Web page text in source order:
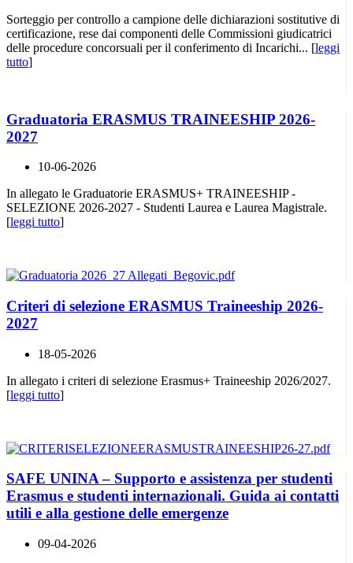
Sorteggio per controllo a campione delle dichiarazioni sostitutive di
certificazione, rese dai componenti delle Commissioni giudicatrici
delle procedure concorsuali per il conferimento di Incarichi... [leggi
tutto]
Graduatoria ERASMUS TRAINEESHIP 2026-
2027
10-06-2026
In allegato le Graduatorie ERASMUS+ TRAINEESHIP -
SELEZIONE 2026-2027 - Studenti Laurea e Laurea Magistrale.
[leggi tutto]
Criteri di selezione ERASMUS Traineeship 2026-
2027
18-05-2026
In allegato i criteri di selezione Erasmus+ Traineeship 2026/2027.
[leggi tutto]
SAFE UNINA – Supporto e assistenza per studenti
Erasmus e studenti internazionali. Guida ai contatti
utili e alla gestione delle emergenze
09-04-2026